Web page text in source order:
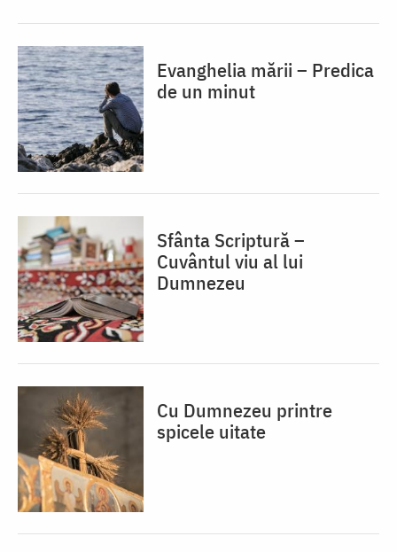
Evanghelia mării – Predica
de un minut
Sfânta Scriptură –
Cuvântul viu al lui
Dumnezeu
Cu Dumnezeu printre
spicele uitate